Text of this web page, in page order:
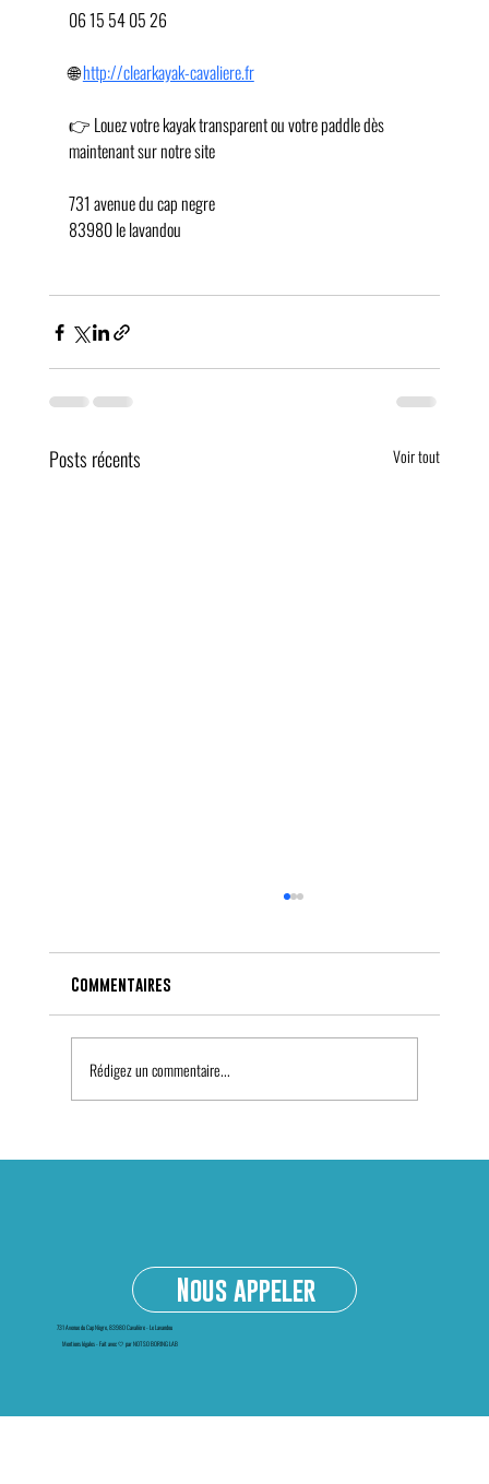
06 15 54 05 26
🌐 http://clearkayak-cavaliere.fr
👉 Louez votre kayak transparent ou votre paddle dès
maintenant sur notre site
731 avenue du cap negre
83980 le lavandou
Posts récents Voir tout
Commentaires
Rédigez un commentaire...
Nous appeler
731 Avenue du Cap Nègre, 83980 Cavalière - Le Lavandou
Mentions légales-Fait avec 🤍 par NOT SO BORING LAB